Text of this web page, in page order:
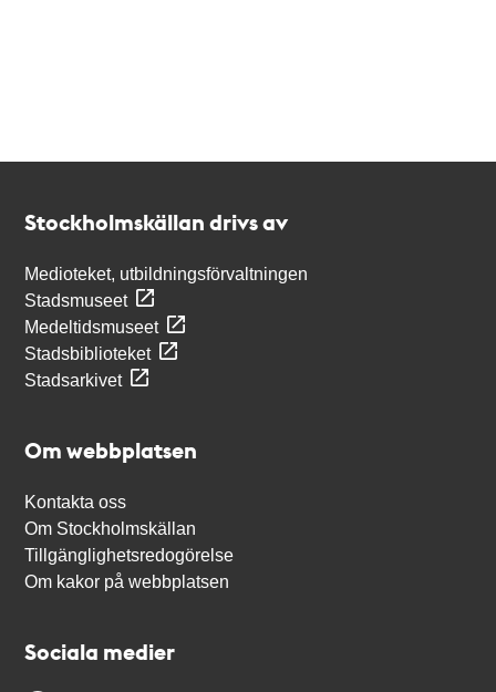
Stockholmskällan drivs av
Medioteket, utbildningsförvaltningen
Stadsmuseet
Medeltidsmuseet
Stadsbiblioteket
Stadsarkivet
Om webbplatsen
Kontakta oss
Om Stockholmskällan
Tillgänglighetsredogörelse
Om kakor på webbplatsen
Sociala medier